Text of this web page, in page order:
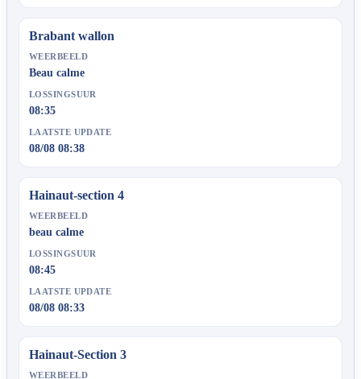
Brabant wallon
WEERBEELD
Beau calme
LOSSINGSUUR
08:35
LAATSTE UPDATE
08/08 08:38
Hainaut-section 4
WEERBEELD
beau calme
LOSSINGSUUR
08:45
LAATSTE UPDATE
08/08 08:33
Hainaut-Section 3
WEERBEELD